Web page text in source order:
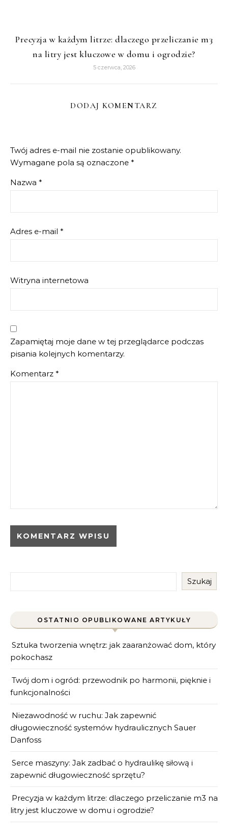
Precyzja w każdym litrze: dlaczego przeliczanie m3
na litry jest kluczowe w domu i ogrodzie?
5 czerwca, 2026
DODAJ KOMENTARZ
Twój adres e-mail nie zostanie opublikowany.
Wymagane pola są oznaczone *
Nazwa *
Adres e-mail *
Witryna internetowa
Zapamiętaj moje dane w tej przeglądarce podczas
pisania kolejnych komentarzy.
Komentarz *
Szukaj
OSTATNIO OPUBLIKOWANE ARTYKUŁY
Sztuka tworzenia wnętrz: jak zaaranżować dom, który
pokochasz
Twój dom i ogród: przewodnik po harmonii, pięknie i
funkcjonalności
Niezawodność w ruchu: Jak zapewnić
długowieczność systemów hydraulicznych Sauer
Danfoss
Serce maszyny: Jak zadbać o hydraulikę siłową i
zapewnić długowieczność sprzętu?
Precyzja w każdym litrze: dlaczego przeliczanie m3 na
litry jest kluczowe w domu i ogrodzie?